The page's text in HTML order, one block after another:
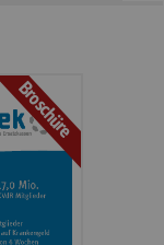
Broschüre